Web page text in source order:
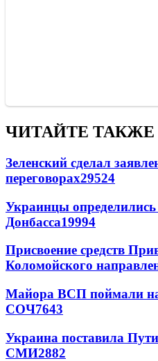
ЧИТАЙТЕ ТАКЖЕ
Зеленский сделал
переговорах29524
Украинцы определились
Донбасса19994
Присвоение средств
Коломойского
Майора ВСП поймали
СОЧ7643
Украина поставила
СМИ2882